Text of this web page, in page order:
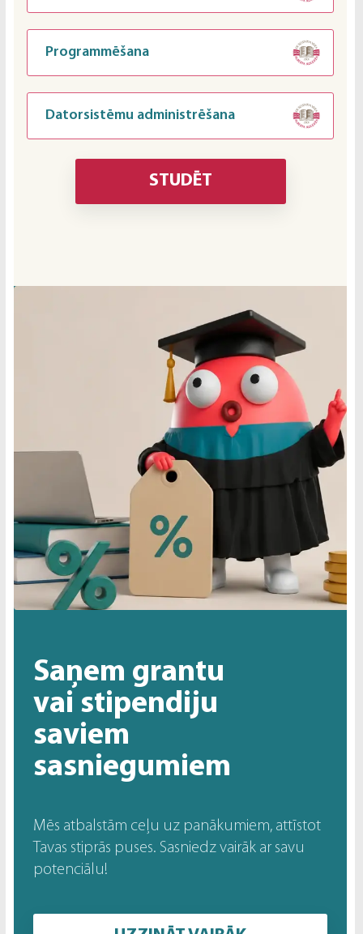
Programmēšana
Datorsistēmu administrēšana
STUDĒT
Saņem grantu
vai stipendiju
saviem
sasniegumiem
Mēs atbalstām ceļu uz panākumiem, attīstot
Tavas stiprās puses. Sasniedz vairāk ar savu
potenciālu!